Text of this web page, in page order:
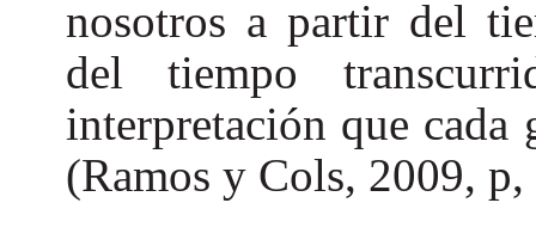
nosotros a partir del
del tiempo
interpretación que
(Ramos y Cols, 2009,